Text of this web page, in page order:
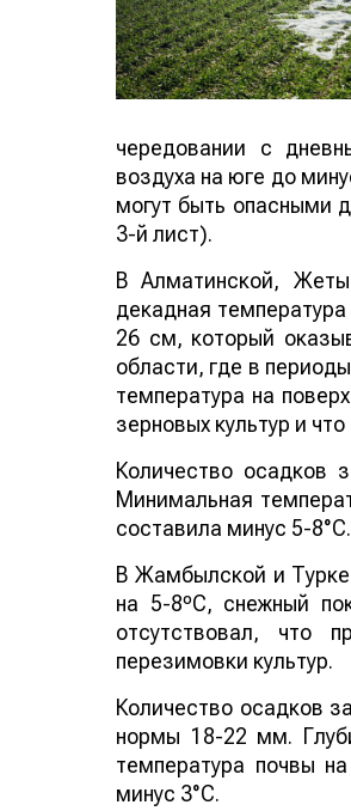
чередовании с
воздуха на юге до
могут быть опасными
3-й лист).
В Алматинской,
декадная
26 см, который
области, где в
температура на
зерновых культур и
Количество осадков
Минимальная
составила минус 5-8°С.
В Жамбылской и
на 5-8ºС, снежный
отсутствовал, что
перезимовки культур.
Количество осадков
нормы 18-22 мм.
температура почвы
минус 3°С.